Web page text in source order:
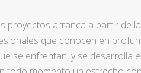
proyectos arranca a partir de
que conocen en
se enfrentan, y se desarrolla